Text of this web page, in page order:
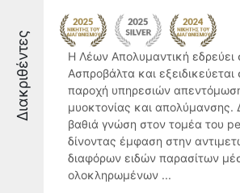
Διακριθέντες
Η Λέων Απολυμαντική εδρεύει
Ασπροβάλτα και εξειδικεύεται
παροχή υπηρεσιών
μυοκτονίας και απολύμανσης.
βαθιά γνώση στον τομέα του
δίνοντας έμφαση στην
διαφόρων ειδών παρασίτων
ολοκληρωμένων ...